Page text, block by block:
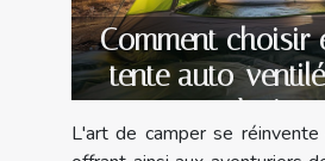
Comment choisir
tente auto-
tente à air
L'art de camper se réinvente